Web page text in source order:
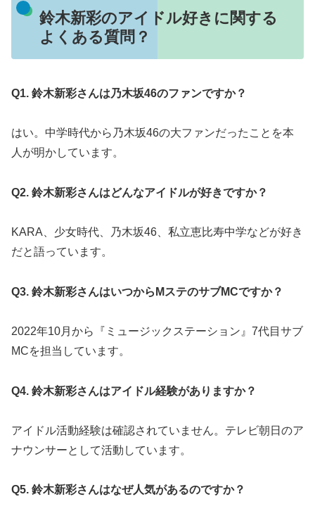
鈴木新彩のアイドル好きに関する
よくある質問？
Q1. 鈴木新彩さんは乃木坂46のファンですか？
はい。中学時代から乃木坂46の大ファンだったことを本
人が明かしています。
Q2. 鈴木新彩さんはどんなアイドルが好きですか？
KARA、少女時代、乃木坂46、私立恵比寿中学などが好き
だと語っています。
Q3. 鈴木新彩さんはいつからMステのサブMCですか？
2022年10月から『ミュージックステーション』7代目サブ
MCを担当しています。
Q4. 鈴木新彩さんはアイドル経験がありますか？
アイドル活動経験は確認されていません。テレビ朝日のア
ナウンサーとして活動しています。
Q5. 鈴木新彩さんはなぜ人気があるのですか？